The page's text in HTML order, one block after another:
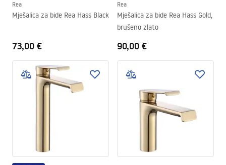
Rea
Mješalica za bide Rea Hass Black
73,00 €
Rea
Mješalica za bide Rea Hass Gold,
brušeno zlato
90,00 €